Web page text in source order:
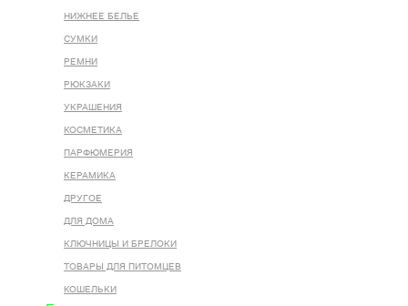
НИЖНЕЕ БЕЛЬЕ
СУМКИ
РЕМНИ
РЮКЗАКИ
УКРАШЕНИЯ
КОСМЕТИКА
ПАРФЮМЕРИЯ
КЕРАМИКА
ДРУГОЕ
ДЛЯ ДОМА
КЛЮЧНИЦЫ И БРЕЛОКИ
ТОВАРЫ ДЛЯ ПИТОМЦЕВ
КОШЕЛЬКИ